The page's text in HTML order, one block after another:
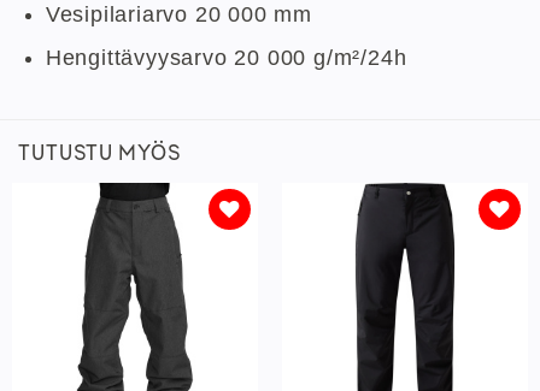
Vesipilariarvo 20 000 mm
Hengittävyysarvo 20 000 g/m²/24h
TUTUSTU MYÖS
Lisää
toivelistaan